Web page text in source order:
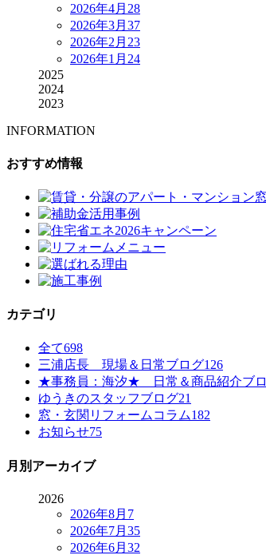
2026年4月 28
2026年3月 37
2026年2月 23
2026年1月 24
2025
2024
2023
INFORMATION
おすすめ情報
カテゴリ
全て698
三浦店長 現場＆日常ブログ126
★事務員：海汐★ 日常＆商品紹介ブ
ゆうきのスタッフブログ21
窓・玄関リフォームコラム182
お知らせ75
月別アーカイブ
2026
2026年8月 7
2026年7月 35
2026年6月 32